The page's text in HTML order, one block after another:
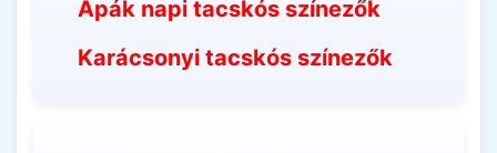
Apák napi tacskós színezők
Karácsonyi tacskós színezők